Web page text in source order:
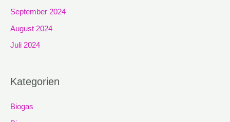
September 2024
August 2024
Juli 2024
Kategorien
Biogas